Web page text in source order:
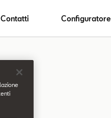
Contatti Configuratore